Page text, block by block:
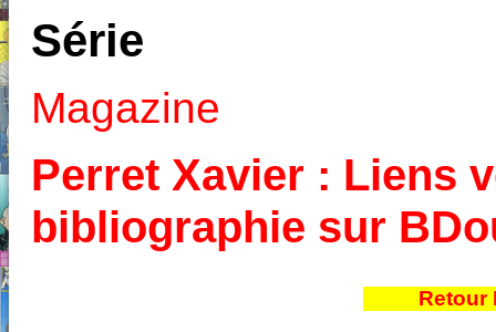
Série
Magazine
Perret Xavier : Liens
bibliographie sur
Retour